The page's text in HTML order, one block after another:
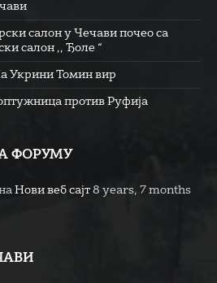
салон у Чечави почео са
салон ,, Ђоле “
Укрини Томин вир
против Руфија
ФОРУМУ
Нови веб сајт 8 years, 7 months